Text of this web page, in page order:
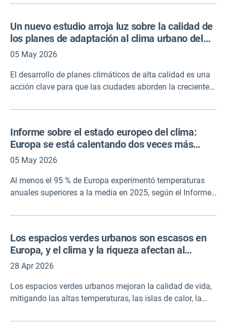
suelo o las inundaciones más frecuentes e intensas están
riego y las prácticas de gestión de la tierra. Para medir si
la adaptación está en marcha, la OCDE desarrolló
diecisiete indicadores para evaluar los avances de
pueden evaluar los avances realizados e identificar las
necesidades de adaptación restantes y las lagunas
Un nuevo estudio arroja luz sobre la calidad de
los planes de adaptación al clima urbano del
Pacto Mundial de los Alcaldes
05 May 2026
El desarrollo de planes climáticos de alta calidad es una
acción clave para que las ciudades aborden la creciente
reciente revela una variabilidad significativa en la calidad
menudo son demasiado generales o insuficientemente
ambiciosos. También es necesario prestar más atención
al desarrollo de la supervisión y la evaluación, y a la
planificación. A pesar de las mejoras observadas a lo
largo del tiempo, los planes de alta calidad siguen siendo
Informe sobre el estado europeo del clima:
Europa se está calentando dos veces más
rápido que la media mundial
05 May 2026
Al menos el 95 % de Europa experimentó temperaturas
anuales superiores a la media en 2025, según el Informe
Servicio de Cambio Climático de Copernicus (C3S) y la
destaca que Europa se está calentando dos veces más
rápido que el promedio mundial, por lo que es el
continente que se calienta más rápido. El artículo incluye
Los espacios verdes urbanos son escasos en
Europa, y el clima y la riqueza afectan al
acceso
28 Apr 2026
Los espacios verdes urbanos mejoran la calidad de vida,
mitigando las altas temperaturas, las islas de calor, la
embargo, un estudio realizado por la Comisión Europea